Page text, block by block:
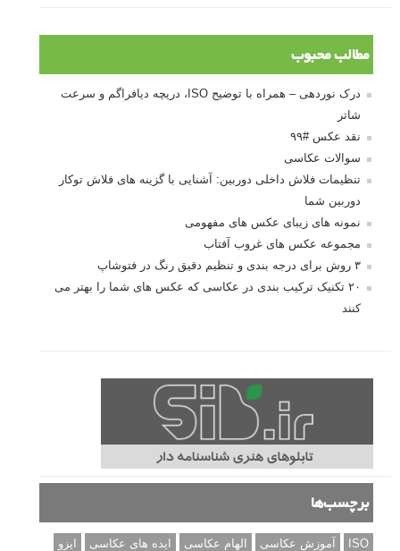
مطالب محبوب
درک نوردهی – همراه با توضیح ISO، دریچه دیافراگم و سرعت
شاتر
نقد عکس #۹۹
سوالات عکاسی
تنظیمات فلاش داخلی دوربین: آشنایی با گزینه های فلاش توکار
دوربین شما
نمونه های زیبای عکس های مفهومی
مجموعه عکس های غروب آفتاب
۳ روش برای درجه بندی و تنظیم دقیق رنگ در فتوشاپ
۲۰ تکنیک ترکیب بندی در عکاسی که عکس های شما را بهتر می
کنند
برچسب‌ها
ISO آموزش عکاسی الهام عکاسی ایده های عکاسی
ایزو